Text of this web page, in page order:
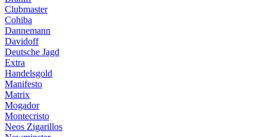
Clubmaster
Cohiba
Dannemann
Davidoff
Deutsche Jagd
Extra
Handelsgold
Manifesto
Matrix
Mogador
Montecristo
Neos Zigarillos